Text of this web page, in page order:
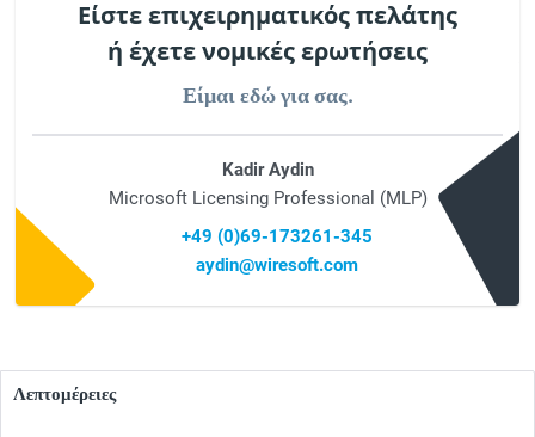
Είστε επιχειρηματικός πελάτης
ή έχετε νομικές ερωτήσεις
Είμαι εδώ για σας.
Kadir Aydin
Microsoft Licensing Professional (MLP)
+49 (0)69-173261-345
aydin@wiresoft.com
Λεπτομέρειες